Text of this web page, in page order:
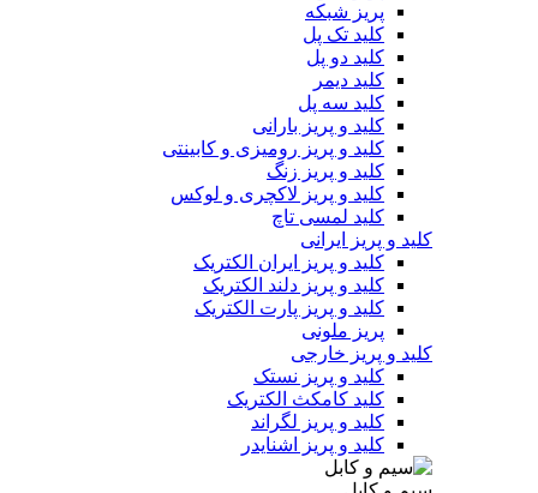
پریز شبکه
کلید تک پل
کلید دو پل
کلید دیمر
کلید سه پل
کلید و پریز بارانی
کلید و پریز رومیزی و کابینتی
کلید و پریز زنگ
کلید و پریز لاکچری و لوکس
کلید لمسی تاچ
کلید و پریز ایرانی
کلید و پریز ایران الکتریک
کلید و پریز دلند الکتریک
کلید و پریز پارت الکتریک
پریز ملونی
کلید و پریز خارجی
کلید و پریز نستک
کلید کامکث الکتریک
کلید و پریز لگراند
کلید و پریز اشنایدر